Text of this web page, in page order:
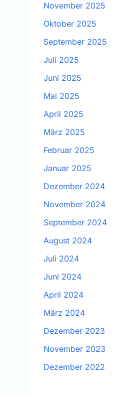
November 2025
Oktober 2025
September 2025
Juli 2025
Juni 2025
Mai 2025
April 2025
März 2025
Februar 2025
Januar 2025
Dezember 2024
November 2024
September 2024
August 2024
Juli 2024
Juni 2024
April 2024
März 2024
Dezember 2023
November 2023
Dezember 2022